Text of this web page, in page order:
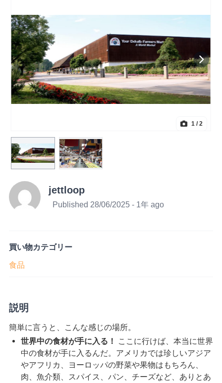
1/ 2
jettloop
Published 28/06/2025 - 1年 ago
買い物カテゴリー
食品
説明
簡単に言うと、こんな感じの場所。
世界中の食材が手に入る！
ここに行けば、本当に世界
中の食材が手に入るんだ。アメリカでは珍しいアジア
やアフリカ、ヨーロッパの野菜や果物はもちろん、
肉、魚介類、スパイス、パン、チーズなど、ありとあ